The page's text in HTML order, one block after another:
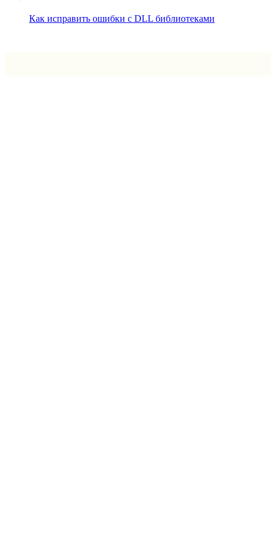
Как исправить ошибки с DLL библиотеками